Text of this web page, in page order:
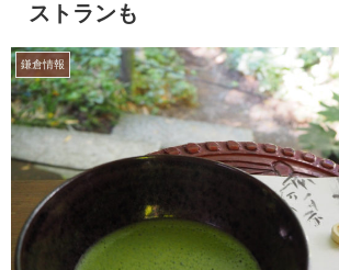
ストランも
鎌倉情報